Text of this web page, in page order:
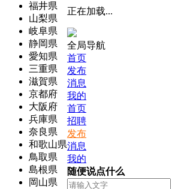
福井県
山梨県
岐阜県
静岡県
愛知県
三重県
滋賀県
京都府
大阪府
兵庫県
奈良県
和歌山県
鳥取県
島根県
岡山県
正在加载...
全局导航
首页
发布
消息
我的
首页
招聘
发布
消息
我的
随便说点什么